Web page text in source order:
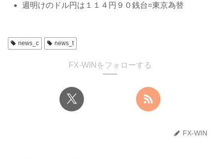
週明けのドル円は１１４円９０銭台=東京為替
news_c news_t
FX-WINをフォローする
FX-WIN